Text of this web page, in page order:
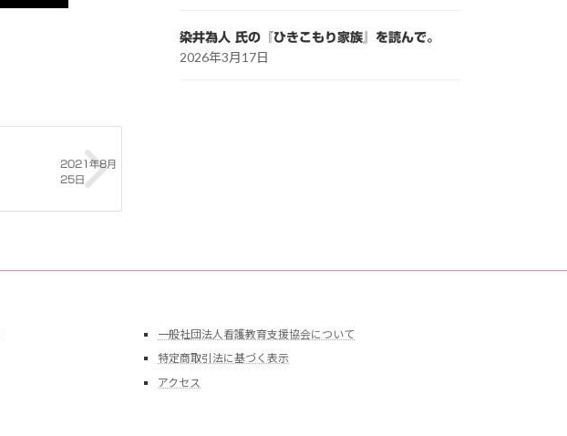
2021年8月
25日
染井為人 氏の『ひきこもり家族』を読んで。
2026年3月17日
一般社団法人看護教育支援協会について
特定商取引法に基づく表示
アクセス